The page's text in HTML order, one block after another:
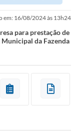
em: 16/08/2024 às 13h24
para prestação de
da Fazenda